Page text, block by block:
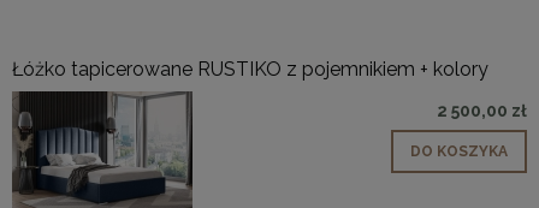
Łóżko tapicerowane RUSTIKO z pojemnikiem + kolory
2 500,00 zł
DO KOSZYKA